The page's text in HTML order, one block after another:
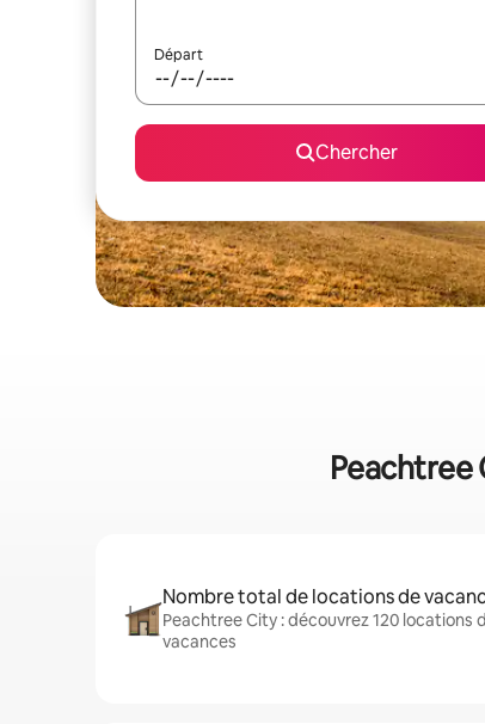
Départ
Chercher
Peachtree
Nombre total de locations de
Peachtree City : découvrez 120 locations
vacances